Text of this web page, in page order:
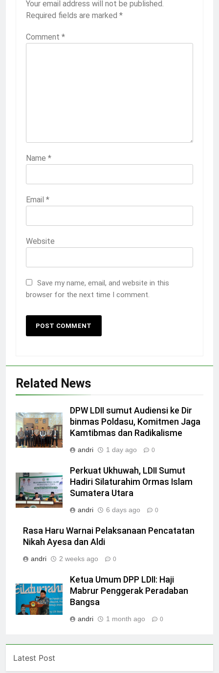
Your email address will not be published.
Required fields are marked *
Comment *
Name *
Email *
Website
Save my name, email, and website in this
browser for the next time I comment.
Related News
DPW LDII sumut Audiensi ke Dir
binmas Poldasu, Komitmen Jaga
Kamtibmas dan Radikalisme
andri 1 day ago 0
Perkuat Ukhuwah, LDII Sumut
Hadiri Silaturahim Ormas Islam
Sumatera Utara
andri 6 days ago 0
Rasa Haru Warnai Pelaksanaan Pencatatan
Nikah Ayesa dan Aldi
andri 2 weeks ago 0
Ketua Umum DPP LDII: Haji
Mabrur Penggerak Peradaban
Bangsa
andri 1 month ago 0
Latest Post